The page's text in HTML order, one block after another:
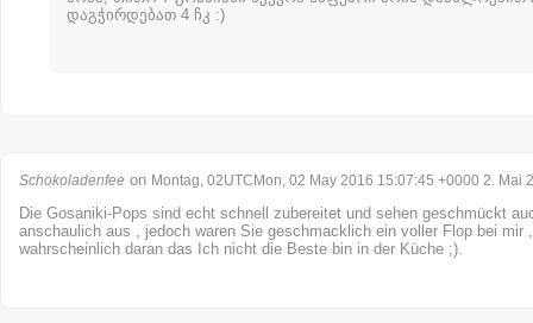
დაგჭირდებათ 4 ჩკ :)
Schokoladenfee on Montag, 02UTCMon, 02 May 2016 15:07:45 +0000 2. Mai
Die Gosaniki-Pops sind echt schnell zubereitet und sehen geschmückt
anschaulich aus , jedoch waren Sie geschmacklich ein voller Flop bei mir
wahrscheinlich daran das Ich nicht die Beste bin in der Küche ;).